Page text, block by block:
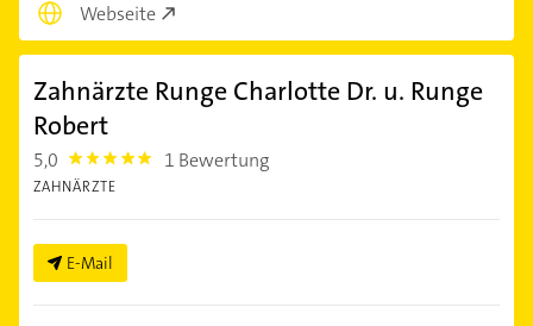
Webseite
Zahnärzte Runge Charlotte Dr. u. Runge
Robert
5,0 5.0 1 Bewertung
ZAHNÄRZTE
E-Mail